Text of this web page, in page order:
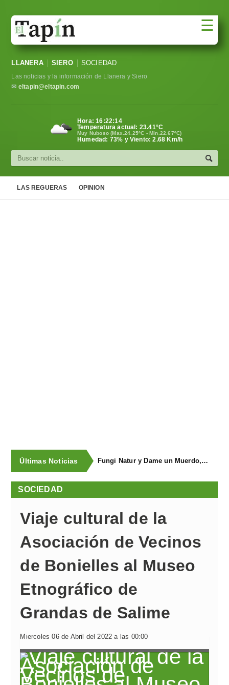
Sociedad
Política
Cultura
☰
LLANERA SIERO SOCIEDAD
Las noticias y la información de Llanera y Siero
✉ eltapin@eltapin.com
Hora:16:22:15
Temperatura actual: 23.41°C
Muy Nuboso (Max.24.25ºC - Min.22.67ºC)
Humedad: 73% y Viento: 2.68 Km/h
LAS REGUERAS OPINION
Últimas Noticias Fungi Natur y Dame un Muerdo, premios a los mejores estands de la Feria Agroalimentaria de Productos Ecológicos
SOCIEDAD
Viaje cultural de la
Asociación de Vecinos
de Bonielles al Museo
Etnográfico de
Grandas de Salime
Miercoles 06 de Abril del 2022 a las 00:00